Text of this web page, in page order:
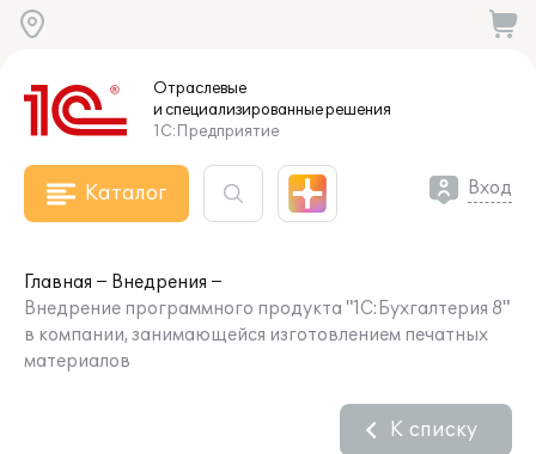
Отраслевые
и специализированныерешения
1С:Предприятие
Каталог Вход
Главная
Внедрения
Внедрение программного продукта "1С:Бухгалтерия 8"
в компании, занимающейся изготовлением печатных
материалов
К списку